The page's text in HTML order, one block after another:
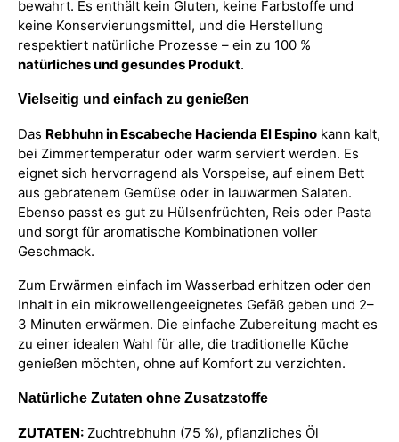
bewahrt. Es enthält kein Gluten, keine Farbstoffe und
keine Konservierungsmittel, und die Herstellung
respektiert natürliche Prozesse – ein zu 100 %
natürliches und gesundes Produkt.
Vielseitig und einfach zu genießen
Das Rebhuhn in Escabeche Hacienda El Espino kann kalt,
bei Zimmertemperatur oder warm serviert werden. Es
eignet sich hervorragend als Vorspeise, auf einem Bett
aus gebratenem Gemüse oder in lauwarmen Salaten.
Ebenso passt es gut zu Hülsenfrüchten, Reis oder Pasta
und sorgt für aromatische Kombinationen voller
Geschmack.
Zum Erwärmen einfach im Wasserbad erhitzen oder den
Inhalt in ein mikrowellengeeignetes Gefäß geben und 2–
3 Minuten erwärmen. Die einfache Zubereitung macht es
zu einer idealen Wahl für alle, die traditionelle Küche
genießen möchten, ohne auf Komfort zu verzichten.
Natürliche Zutaten ohne Zusatzstoffe
ZUTATEN: Zuchtrebhuhn (75 %), pflanzliches Öl